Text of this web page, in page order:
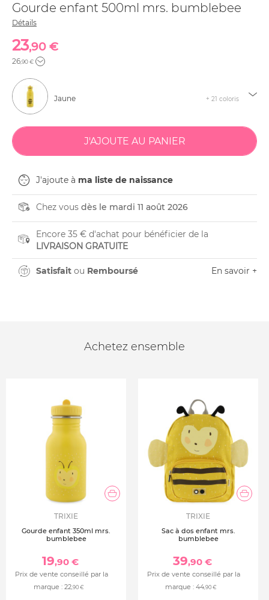
Gourde enfant 500ml mrs. bumblebee
Détails
23,90 €
26,90 €
Jaune + 21 coloris
J'ajoute à ma liste de naissance
Chez vous dès le mardi 11 août 2026
Encore 35 € d'achat pour bénéficier de la
LIVRAISON GRATUITE
Satisfait ou Remboursé En savoir +
Achetez ensemble
TRIXIE
Gourde enfant 350ml mrs.
bumblebee
19,90 €
Prix de vente conseillé par la
marque : 22,90 €
TRIXIE
Sac à dos enfant mrs.
bumblebee
39,90 €
Prix de vente conseillé par la
marque : 44,90 €